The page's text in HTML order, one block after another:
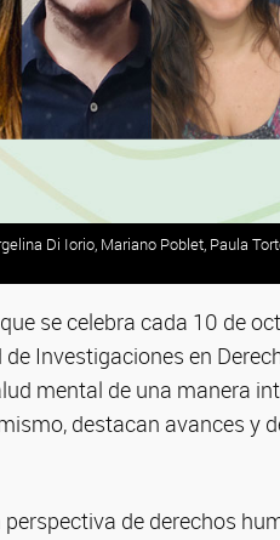
Di Iorio, Mariano Poblet, Paula
se celebra cada 10 de
Investigaciones en
mental de una manera
destacan avances y
de derechos